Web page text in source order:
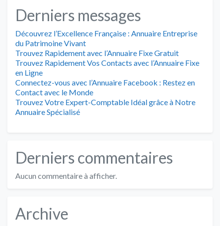
Derniers messages
Découvrez l’Excellence Française : Annuaire Entreprise
du Patrimoine Vivant
Trouvez Rapidement avec l’Annuaire Fixe Gratuit
Trouvez Rapidement Vos Contacts avec l’Annuaire Fixe
en Ligne
Connectez-vous avec l’Annuaire Facebook : Restez en
Contact avec le Monde
Trouvez Votre Expert-Comptable Idéal grâce à Notre
Annuaire Spécialisé
Derniers commentaires
Aucun commentaire à afficher.
Archive